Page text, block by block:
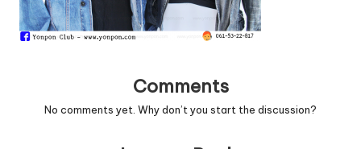
Comments
No comments yet. Why don’t you start the discussion?